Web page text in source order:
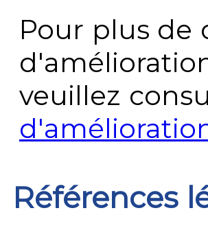
Pour plus de
veuillez
Références